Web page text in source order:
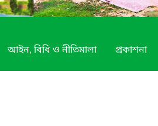
আইন, বিধি ও নীতিমালা প্রকাশনা